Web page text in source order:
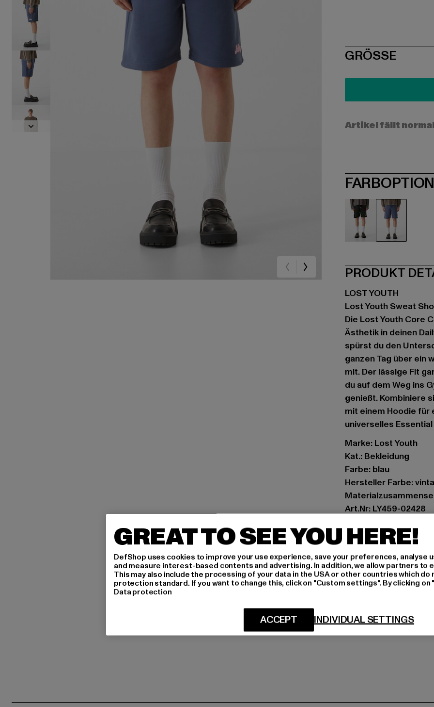
SIZE
GRÖSSE
Artikel fällt
PRODUKT
LOST YOUTH
Lost Youth Sweat
Die Lost Youth Core
Ästhetik in deinen
spürst du den
ganzen Tag über ein
mit. Der lässige Fit
du auf dem Weg ins
genießt. Kombiniere
mit einem Hoodie für
universelles
Marke: Lost Youth
Kat.: Bekleidung
Farbe: blau
Hersteller Farbe:
Art.Nr: LY459-02428
Hersteller: TB
Dr.-Robert-Murjahn-
GRÖSSE
LIEFERUNG &
GREAT TO SEE YOU HERE!
DefShop uses cookies to improve your use experience, save your preferences, analyse
and measure interest-based contents and advertising. In addition, we allow partners to
This may also include the processing of your data in the USA or other countries which do
protection standard. If you want to change this, click on "Custom settings". By clicking
Data protection
INDIVIDUAL SETTINGS
ACCEPT